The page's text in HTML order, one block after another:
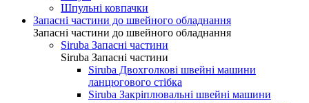
Шпульні ковпачки
Запасні частини до швейного обладнання
Запасні частини до швейного обладнання
Siruba Запасні частини
Siruba Запасні частини
Siruba Двохголкові швейні машини
ланцюгового стібка
Siruba Закріплювальні швейні машини